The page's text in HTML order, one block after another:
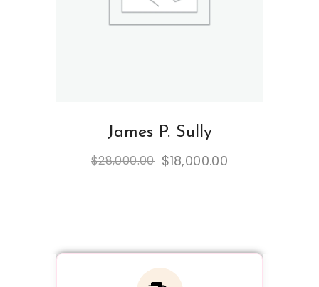
James P. Sully
$28,000.00 $18,000.00